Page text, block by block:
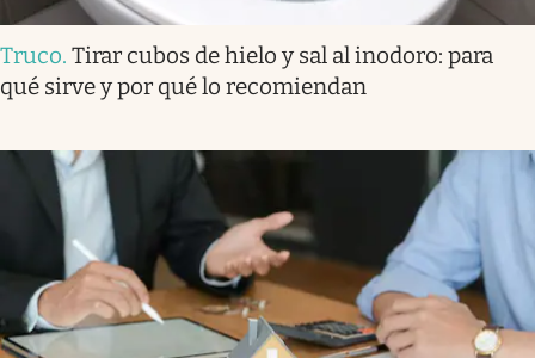
Truco. Tirar cubos de hielo y sal al inodoro: para
qué sirve y por qué lo recomiendan